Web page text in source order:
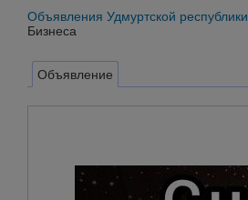
Объявления Удмуртской республики
Бизнеса
Объявление